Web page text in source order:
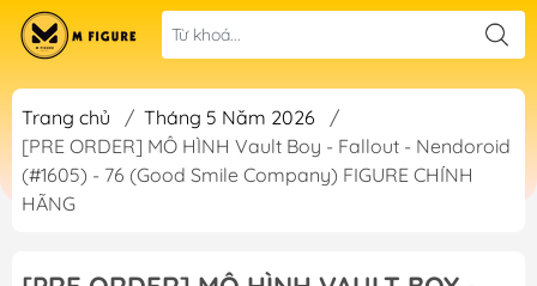
Trang chủ / Tháng 5 Năm 2026
/
[PRE ORDER] MÔ HÌNH Vault Boy - Fallout - Nendoroid
(#1605) - 76 (Good Smile Company) FIGURE CHÍNH
HÃNG